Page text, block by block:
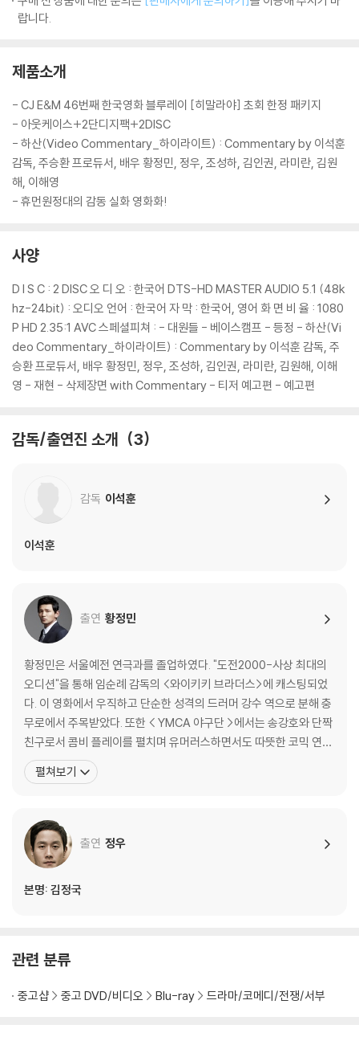
랍니다.
제품소개
- CJ E&M 46번째 한국영화 블루레이 [히말라야] 초회 한정 패키지
- 아웃케이스+2단디지팩+2DISC
- 하산(Video Commentary_하이라이트) : Commentary by 이석훈
감독, 주승환 프로듀서, 배우 황정민, 정우, 조성하, 김인권, 라미란, 김원
해, 이해영
- 휴먼원정대의 감동 실화 영화화!
사양
D I S C : 2 DISC 오 디 오 : 한국어 DTS-HD MASTER AUDIO 5.1 (48k
hz-24bit) : 오디오 언어 : 한국어 자 막 : 한국어, 영어 화 면 비 율 : 1080
P HD 2.35:1 AVC 스페셜피쳐 : - 대원들 - 베이스캠프 - 등정 - 하산(Vi
deo Commentary_하이라이트) : Commentary by 이석훈 감독, 주
승환 프로듀서, 배우 황정민, 정우, 조성하, 김인권, 라미란, 김원해, 이해
영 - 재현 - 삭제장면 with Commentary - 티저 예고편 - 예고편
감독/출연진 소개 3
감독 이석훈
이석훈
출연 황정민
황정민은 서울예전 연극과를 졸업하였다. "도전2000-사상 최대의
오디션"을 통해 임순례 감독의 <와이키키 브라더스>에 캐스팅되었
다. 이 영화에서 우직하고 단순한 성격의 드러머 강수 역으로 분해 충
무로에서 주목받았다. 또한 < YMCA 야구단 >에서는 송강호와 단짝
친구로서 콤비 플레이를 펼치며 유머러스하면서도 따뜻한 코믹 연기
를 선보이고, <로드무비>에서는 사랑은 상처뿐이라고 생각하면서도
또다시 남자와 사랑에 빠지는 동성애자 대식 역으로 나온다. 이처럼
질거리는 비열한 변호사까지 그 다양한 캐릭터를 넘나들며
펼쳐보기
출연 정우
본명: 김정국
관련 분류
중고샵 중고 DVD/비디오 Blu-ray 드라마/코메디/전쟁/서부